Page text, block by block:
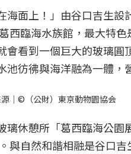
海面上！」由谷口吉生
西臨海水族館，最大特
會看到一個巨大的玻璃
池彷彿與海洋融為一體，
｜©︎（公財）東京動物園協会
璃休憩所「葛西臨海公
與自然和諧相融是谷口吉